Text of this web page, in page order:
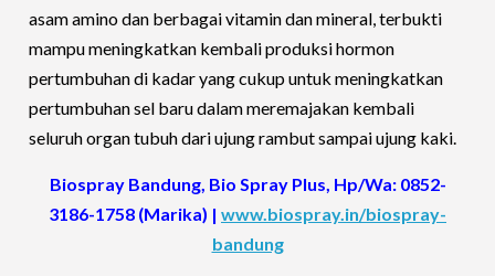
asam amino dan berbagai vitamin dan mineral, terbukti
mampu meningkatkan kembali produksi hormon
pertumbuhan di kadar yang cukup untuk meningkatkan
pertumbuhan sel baru dalam meremajakan kembali
seluruh organ tubuh dari ujung rambut sampai ujung kaki.
Biospray Bandung, Bio Spray Plus, Hp/Wa: 0852-
3186-1758 (Marika) | www.biospray.in/biospray-
bandung